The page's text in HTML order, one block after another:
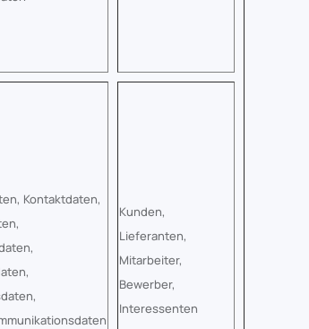
Kontaktdaten,
Kunden,
Lieferanten,
Mitarbeiter,
Bewerber,
Interessenten